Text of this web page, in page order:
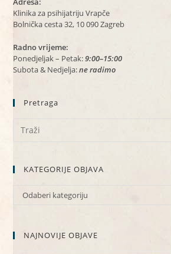
Klinika za psihijatriju Vrapče
Bolnička cesta 32, 10 090 Zagreb
Radno vrijeme:
Ponedjeljak – Petak:9:00–15:00
Subota & Nedjelja:ne radimo
Pretraga
KATEGORIJE OBJAVA
KATEGORIJE
Odaberi kategoriju
NAJNOVIJE OBJAVE